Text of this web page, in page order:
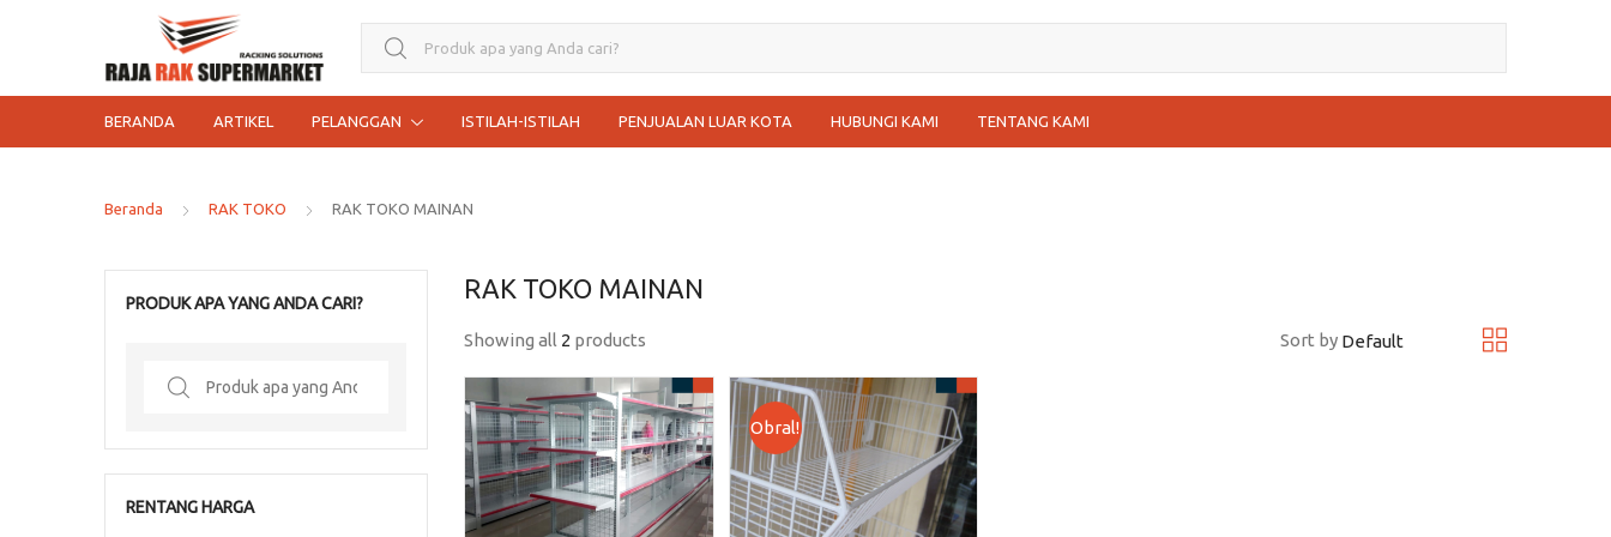
Search for:
BERANDA ARTIKEL PELANGGAN ISTILAH-ISTILAH PENJUALAN LUAR KOTA HUBUNGI KAMI TENTANG KAMI
Beranda RAK TOKO RAK TOKO MAINAN
RAK TOKO MAINAN
Showing all 2 products Sort by
Obral!
PRODUK APA YANG ANDA CARI?
Search
RENTANG HARGA